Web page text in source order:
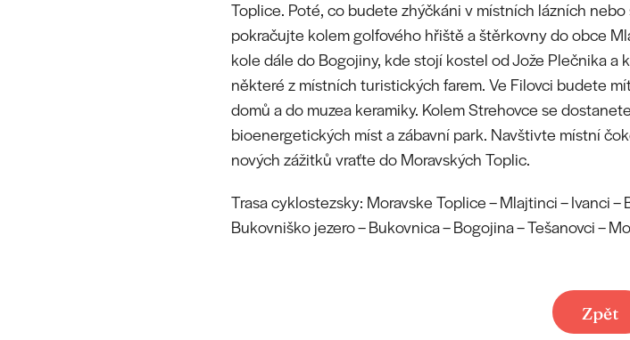
Toplice. Poté, co budete zhýčkáni v místních lázních
pokračujte kolem golfového hřiště a štěrkovny do obce
kole dále do Bogojiny, kde stojí kostel od Jože Plečnika
některé z místních turistických farem. Ve Filovci budete
domů a do muzea keramiky. Kolem Strehovce se
bioenergetických míst a zábavní park. Navštivte místní
nových zážitků vraťte do Moravských Toplic.
Trasa cyklostezsky: Moravske Toplice – Mlajtinci – Ivanci –
Bukovniško jezero – Bukovnica – Bogojina – Tešanovci –
Zpět